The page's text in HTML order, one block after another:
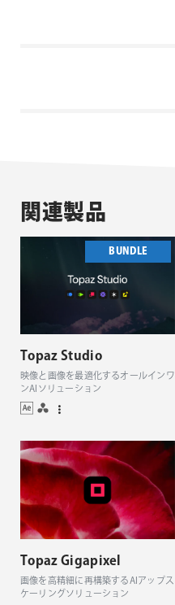
関連製品
BUNDLE
Topaz Studio
映像と画像を最適化するオールインワ
ンAIソリューション
Topaz Gigapixel
画像を高精細に再構築するAIアップス
ケーリングソリューション